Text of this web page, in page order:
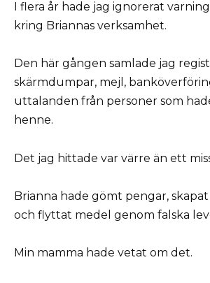
I flera år hade jag ignorerat
kring Briannas verksamhet.
Den här gången samlade jag
skärmdumpar, mejl,
uttalanden från personer som
henne.
Det jag hittade var värre än ett
Brianna hade gömt pengar,
och flyttat medel genom falska
Min mamma hade vetat om det.